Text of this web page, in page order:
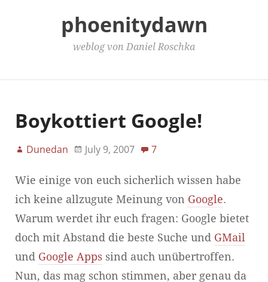
phoenitydawn
weblog von Daniel Roschka
Boykottiert Google!
Dunedan July 9, 2007 7
Wie einige von euch sicherlich wissen habe
ich keine allzugute Meinung von Google.
Warum werdet ihr euch fragen: Google bietet
doch mit Abstand die beste Suche und GMail
und Google Apps sind auch unübertroffen.
Nun, das mag schon stimmen, aber genau da